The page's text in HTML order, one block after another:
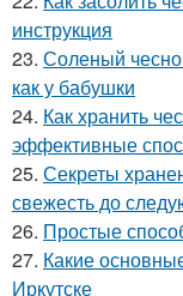
инструкция
23. Соленый
как у бабушки
24. Как хранить
эффективные
25. Секреты
свежесть до
26. Простые
27. Какие
Иркутске